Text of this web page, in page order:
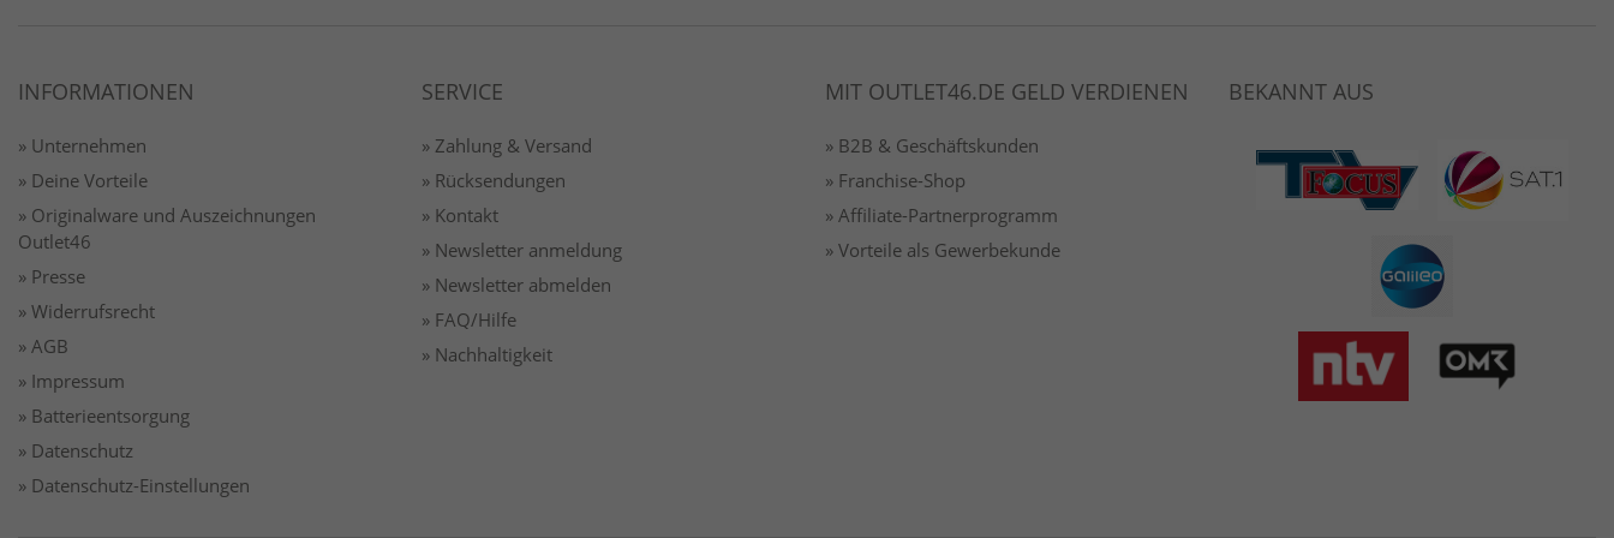
INFORMATIONEN
» Unternehmen
» Deine Vorteile
» Originalware und Auszeichnungen
Outlet46
» Presse
» Widerrufsrecht
» AGB
» Impressum
» Batterieentsorgung
» Datenschutz
» Datenschutz-Einstellungen
SERVICE
» Zahlung & Versand
» Rücksendungen
» Kontakt
» Newsletter anmeldung
» Newsletter abmelden
» FAQ/Hilfe
» Nachhaltigkeit
MIT OUTLET46.DE GELD VERDIENEN
» B2B & Geschäftskunden
» Franchise-Shop
» Affiliate-Partnerprogramm
» Vorteile als Gewerbekunde
BEKANNT AUS